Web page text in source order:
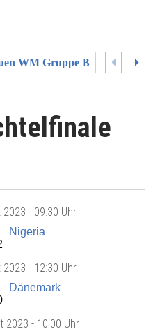
WM Gruppe B Frauen
2023 - 09:30 Uhr
Nigeria
2023 - 12:30 Uhr
Dänemark
2023 - 10:00 Uhr